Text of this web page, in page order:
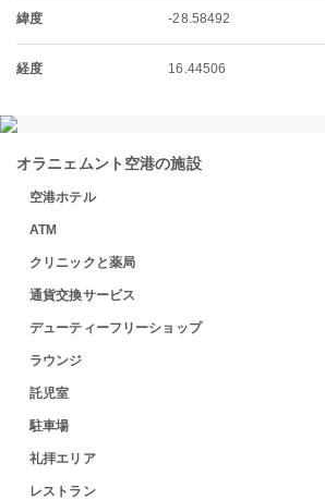
緯度 -28.58492
経度 16.44506
オラニェムント空港の施設
空港ホテル
ATM
クリニックと薬局
通貨交換サービス
デューティーフリーショップ
ラウンジ
託児室
駐車場
礼拝エリア
レストラン